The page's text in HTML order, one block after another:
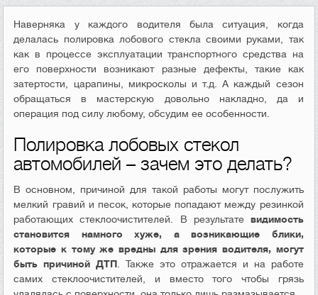
Наверняка у каждого водителя была ситуация, когда
делалась полировка лобового стекла своими руками, так
как в процессе эксплуатации транспортного средства на
его поверхности возникают разные дефекты, такие как
затертости, царапины, микросколы и т.д. А каждый сезон
обращаться в мастерскую довольно накладно, да и
операция под силу любому, обсудим ее особенности.
Полировка лобовых стекол
автомобилей – зачем это делать?
В основном, причиной для такой работы могут послужить
мелкий гравий и песок, которые попадают между резинкой
работающих стеклоочистителей. В результате видимость
становится намного хуже, а возникающие блики,
которые к тому же вредны для зрения водителя, могут
быть причиной ДТП . Также это отражается и на работе
самих стеклоочистителей, и вместо того чтобы грязь